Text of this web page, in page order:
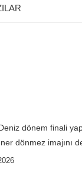
dönem finali
dönmez imajını